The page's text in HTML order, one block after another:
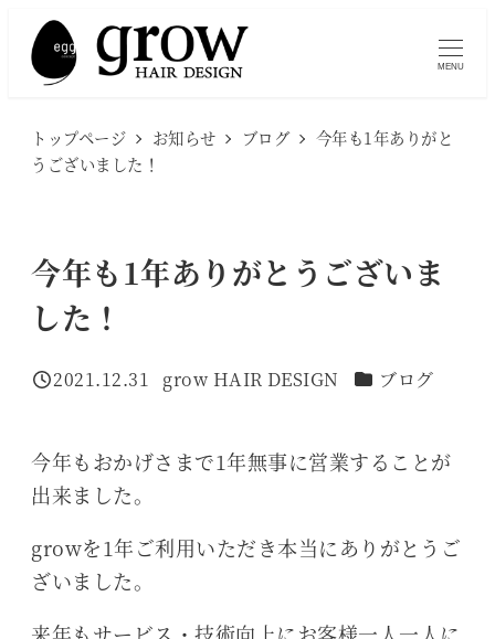
MENU
トップページ お知らせ ブログ
今年も1年ありがと
うございました！
今年も1年ありがとうございま
した！
投稿日
2021.12.31
著
grow HAIR DESIGN カテゴリー
ブログ
今年もおかげさまで1年無事に営業することが
出来ました。
growを1年ご利用いただき本当にありがとうご
ざいました。